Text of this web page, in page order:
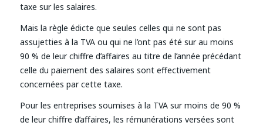
taxe sur les salaires.
Mais la règle édicte que seules celles qui ne sont pas
assujetties à la TVA ou qui ne l’ont pas été sur au moins
90 % de leur chiffre d’affaires au titre de l’année précédant
celle du paiement des salaires sont effectivement
concernées par cette taxe.
Pour les entreprises soumises à la TVA sur moins de 90 %
de leur chiffre d’affaires, les rémunérations versées sont